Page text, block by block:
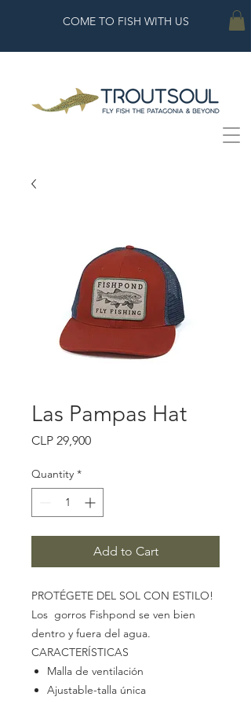
COME TO FISH WITH US
Las Pampas Hat
CLP 29,900Price
Quantity *
Add to Cart
PROTÉGETE DEL SOL CON ESTILO!
Los gorros Fishpond se ven bien
dentro y fuera del agua.
CARACTERÍSTICAS
Malla de ventilación
Ajustable-talla única